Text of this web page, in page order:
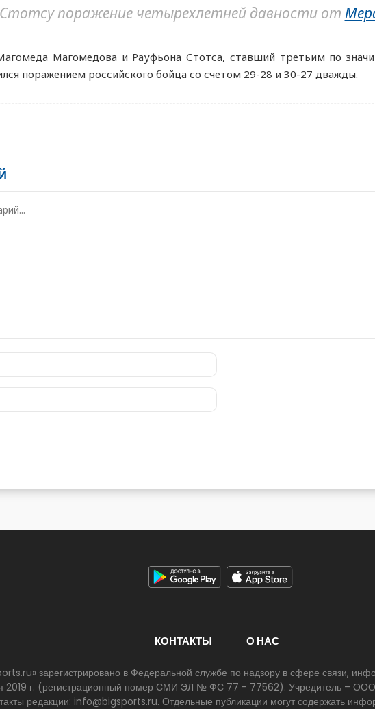
поражение четырехлетней давности от
Магомедова и Рауфьона Стотса, ставший третьим по
поражением российского бойца со счетом 29-28 и 30-27 дважды.
КОНТАКТЫ О НАС
зарегистрировано в Федеральной службе по надзору в сфере связи,
2019 г. (регистрационный номер СМИ ЭЛ № ФС 77 - 77562). Учредитель – ООО
редакции: info@bigsports.ru. Отдельные публикации могут содержать